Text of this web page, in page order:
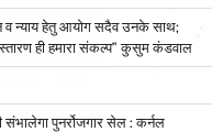
व न्याय हेतु आयोग सदैव उनके साथ;
ही हमारा संकल्प” कुसुम कंडवाल
संभालेगा पुनर्रोजगार सेल : कर्नल